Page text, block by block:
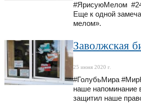
#ЯрисуюМелом
Еще к одной
мелом».
Заволжская
25 июня 2020 г.
#ГолубьМира
наше напоминание
защитил наше